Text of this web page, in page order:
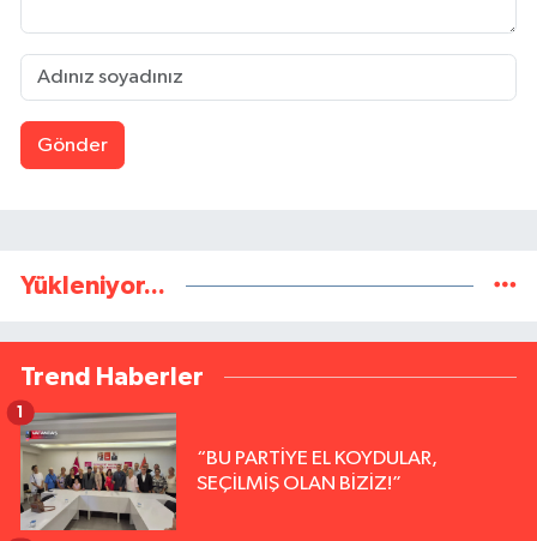
Gönder
Yükleniyor...
Trend Haberler
“BU PARTİYE EL KOYDULAR,
SEÇİLMİŞ OLAN BİZİZ!”
1